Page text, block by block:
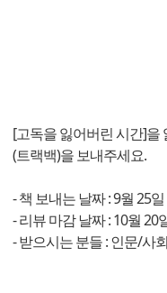
[고독을 잃어버린 시간]을
(트랙백)을 보내주세요.
- 책 보내는 날짜 : 9월 25일
- 리뷰 마감 날짜 : 10월 20
- 받으시는 분들 : 인문/사